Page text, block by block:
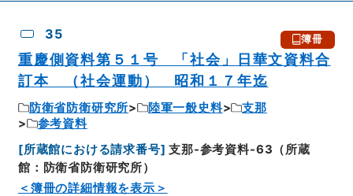
35 簿冊
重慶側資料第５１号 「社会」日華文資料合
訂本 （社会運動） 昭和１７年迄
防衛省防衛研究所 陸軍一般史料
支那
参考資料
[所蔵館における請求番号] 支那-参考資料-63（所蔵
館：防衛省防衛研究所）
＜簿冊の詳細情報を表示＞